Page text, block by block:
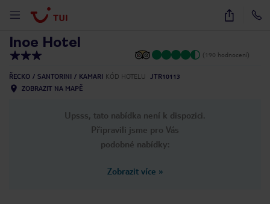
15
Inoe Hotel
(190 hodnocení)
ŘECKO SANTORINI KAMARI KÓD HOTELU
JTR10113
ZOBRAZIT NA MAPĚ
Upsss, tato nabídka není k dispozici.
Připravili jsme pro Vás
podobné nabídky:
Zobrazit více »